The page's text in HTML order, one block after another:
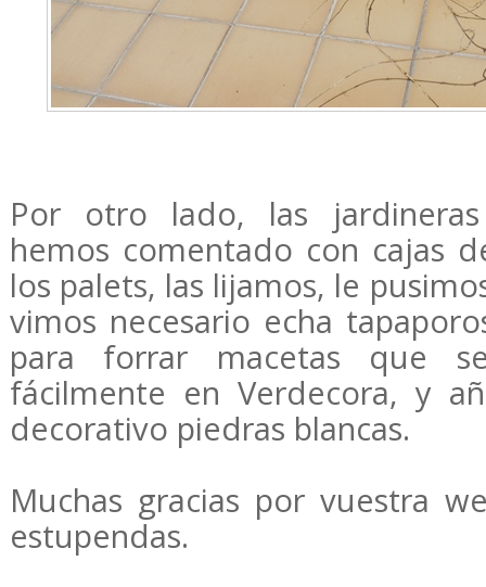
Por otro lado, las
hemos comentado con cajas
los palets, las lijamos, le
vimos necesario echa
para forrar macetas que
fácilmente en Verdecora, y
decorativo piedras blancas.
Muchas gracias por vuestra
estupendas.